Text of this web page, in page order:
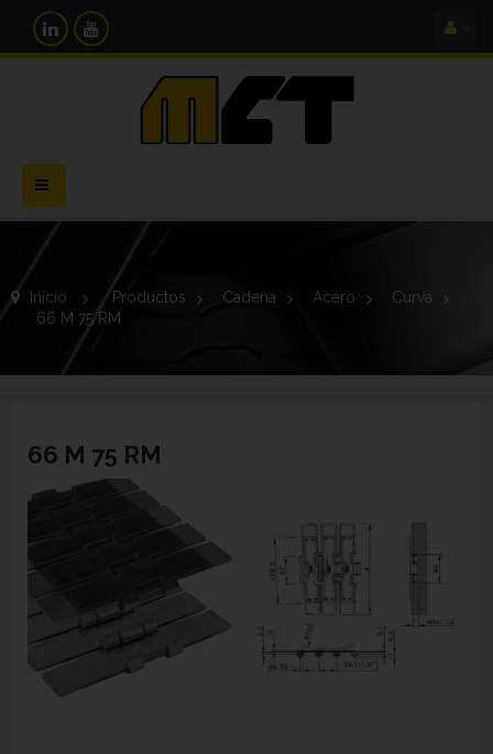
Navegación
Toggle
Inicio > Productos > Cadena > Acero >
Curva
66 M 75 RM
66 M 75 RM